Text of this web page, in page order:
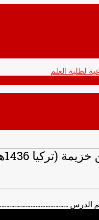
محمد هشام طاهري